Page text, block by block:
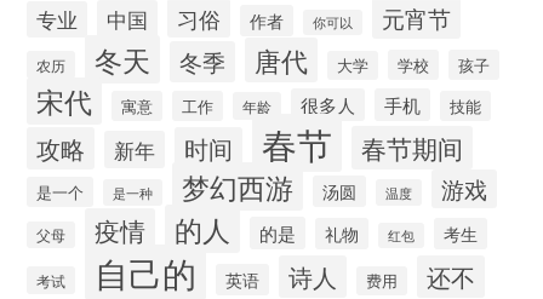
专业 中国 习俗 作者 你可以 元宵节
农历 冬天 冬季 唐代 大学 学校 孩子
宋代 寓意 工作 年龄 很多人 手机 技能
攻略 新年 时间 春节 春节期间
是一个 是一种 梦幻西游 汤圆 温度 游戏
父母 疫情 的人 的是 礼物 红包 考生
考试 自己的 英语 诗人 费用 还不